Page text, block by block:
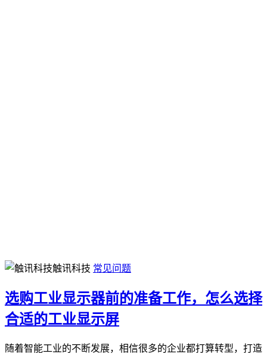
触讯科技 常见问题
选购工业显示器前的准备工作，怎么选择
合适的工业显示屏
随着智能工业的不断发展，相信很多的企业都打算转型，打造